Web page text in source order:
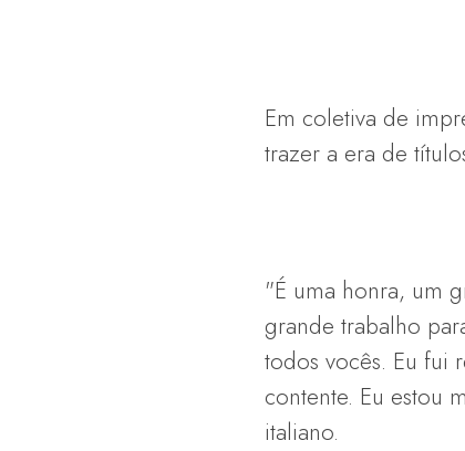
Em coletiva de
trazer a era de
"É uma honra, um
grande trabalho
todos vocês. Eu fui
contente. Eu estou
italiano.